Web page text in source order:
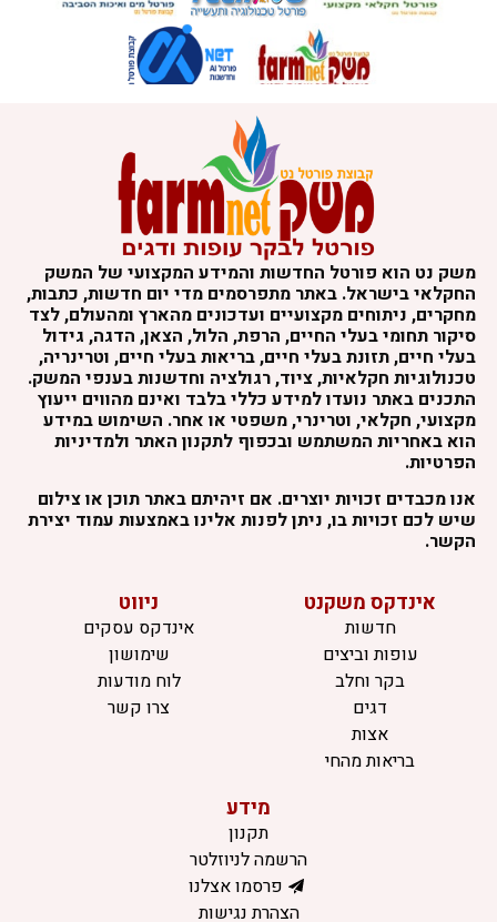
משק נט הוא פורטל החדשות והמידע המקצועי של המשק
החקלאי בישראל. באתר מתפרסמים מדי יום חדשות, כתבות,
מחקרים, ניתוחים מקצועיים ועדכונים מהארץ ומהעולם, לצד
סיקור תחומי בעלי החיים, הרפת, הלול, הצאן, הדגה, גידול
בעלי חיים, תזונת בעלי חיים, בריאות בעלי חיים, וטרינריה,
טכנולוגיות חקלאיות, ציוד, רגולציה וחדשנות בענפי המשק.
התכנים באתר נועדו למידע כללי בלבד ואינם מהווים ייעוץ
מקצועי, חקלאי, וטרינרי, משפטי או אחר. השימוש במידע
הוא באחריות המשתמש ובכפוף לתקנון האתר ולמדיניות
הפרטיות.
אנו מכבדים זכויות יוצרים. אם זיהיתם באתר תוכן או צילום
שיש לכם זכויות בו, ניתן לפנות אלינו באמצעות עמוד יצירת
הקשר.
אינדקס משקנט
חדשות
עופות וביצים
בקר וחלב
דגים
אצות
בריאות מהחי
ניווט
אינדקס עסקים
שימושון
לוח מודעות
צרו קשר
מידע
תקנון
הרשמה לניוזלטר
פרסמו אצלנו
הצהרת נגישות